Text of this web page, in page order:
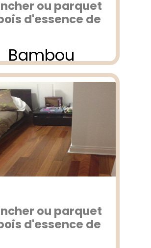
ou parquet
d'essence de
Bambou
ou parquet
d'essence de